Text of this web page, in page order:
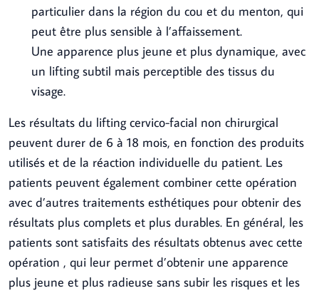
particulier dans la région du cou et du menton, qui
peut être plus sensible à l’affaissement.
Une apparence plus jeune et plus dynamique, avec
un lifting subtil mais perceptible des tissus du
visage.
Les résultats du lifting cervico-facial non chirurgical
peuvent durer de 6 à 18 mois, en fonction des produits
utilisés et de la réaction individuelle du patient. Les
patients peuvent également combiner cette opération
avec d’autres traitements esthétiques pour obtenir des
résultats plus complets et plus durables. En général, les
patients sont satisfaits des résultats obtenus avec cette
opération , qui leur permet d’obtenir une apparence
plus jeune et plus radieuse sans subir les risques et les